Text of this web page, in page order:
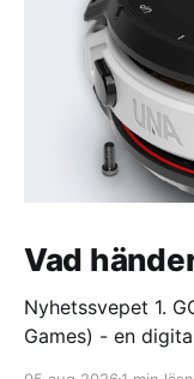
Vad
Nyhetssvepet 1. GOG kommer till Linux (Good Old
Games) - en